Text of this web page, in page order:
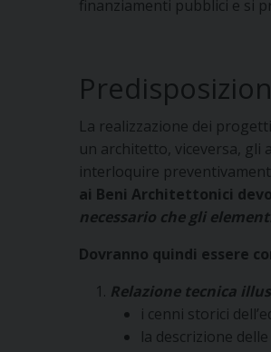
finanziamenti pubblici e si
La realizzazione dei
un architetto, viceversa,
interloquire
ai Beni Architettonici
necessario che gli
Dovranno quindi essere
Relazione tecnica
i cenni storici
la descrizione